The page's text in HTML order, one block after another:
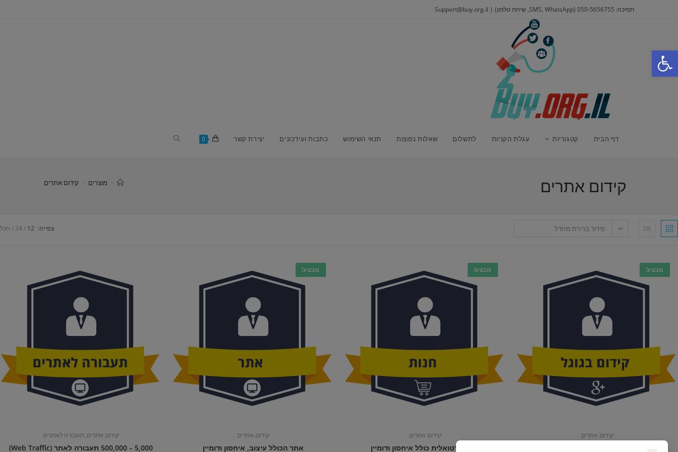
פתח סרגל נגישות
תמיכה: 050-5656755 (SMS, WhatsApp, שיחת טלפון) | Support@buy.org.il
דף הבית קטגוריות עגלת הקניות לתשלום שאלות נפוצות תנאי השימוש כתבות ועידכונים יצירת קשר 0
Toggle
קידום אתרים מוצרים קידום אתרים
סידור ברירת מחדל צפייה: 12
24 הכל
מבצע!
קידום אתרים
מבצע!
קידום אתרים
חנות וירטואלית כולל איחסון ודומיין
מבצע!
קידום אתרים
אתר הכולל עיצוב, איחסון ודומיין
קידום אתרים,תעבורה לאתרים
5,000 – 500,000 תעבורה לאתר (Web Traffic)